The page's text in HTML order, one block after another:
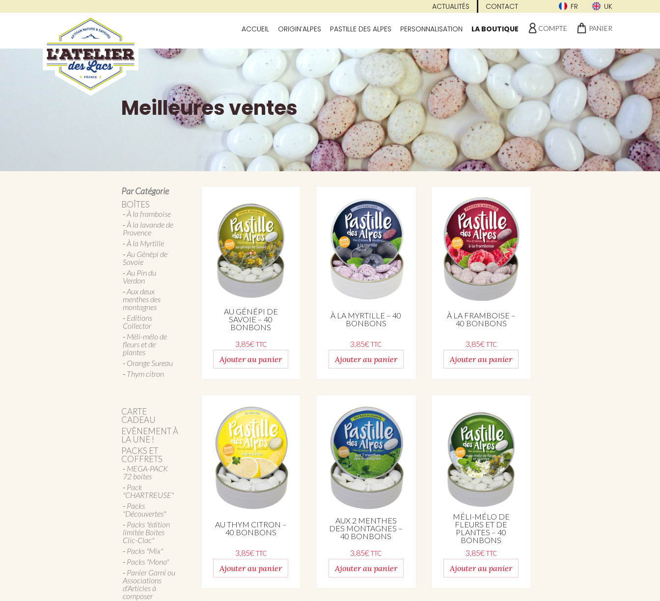
ACTUALITÉS CONTACT FR UK
ACCUEIL ORIGIN’ALPES PASTILLE DES ALPES PERSONNALISATION LA BOUTIQUE COMPTE PANIER
Meilleures ventes
Par Catégorie
BOÎTES
À la framboise
À la lavande de
Provence
À la Myrtille
Au Génépi de
Savoie
Au Pin du
Verdon
Aux deux
menthes des
montagnes
Editions
Collector
Méli-mélo de
fleurs et de
plantes
Orange Sureau
Thym citron
CARTE
CADEAU
EVÈNEMENT À
LA UNE !
PACKS ET
COFFRETS
MEGA-PACK
72 boites
Pack
"CHARTREUSE"
Packs
"Découvertes"
Packs "édition
limitée Boites
Clic-Clac"
Packs "Mix"
Packs "Mono"
Panier Garni ou
Associations
d'Articles à
composer
AU GÉNÉPI DE
SAVOIE – 40
BONBONS
3,85€TTC
Ajouter au panier
À LA MYRTILLE – 40
BONBONS
3,85€ TTC
Ajouter au panier
À LA FRAMBOISE –
40 BONBONS
3,85€ TTC
Ajouter au panier
AU THYM CITRON –
40 BONBONS
3,85€TTC
Ajouter au panier
AUX 2 MENTHES
DES MONTAGNES –
40 BONBONS
3,85€ TTC
Ajouter au panier
MÉLI-MÉLO DE
FLEURS ET DE
PLANTES – 40
BONBONS
3,85€ TTC
Ajouter au panier